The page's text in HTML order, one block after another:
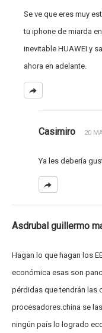
Se ve que eres muy
tu iphone de miarda
inevitable HUAWEI y
ahora en adelante.
Casimiro 20
Ya les debería
Asdrubal guillermo
Hagan lo que hagan los
económica esas son
pérdidas que tendrán las
procesadores.china se
ningún país lo logrado